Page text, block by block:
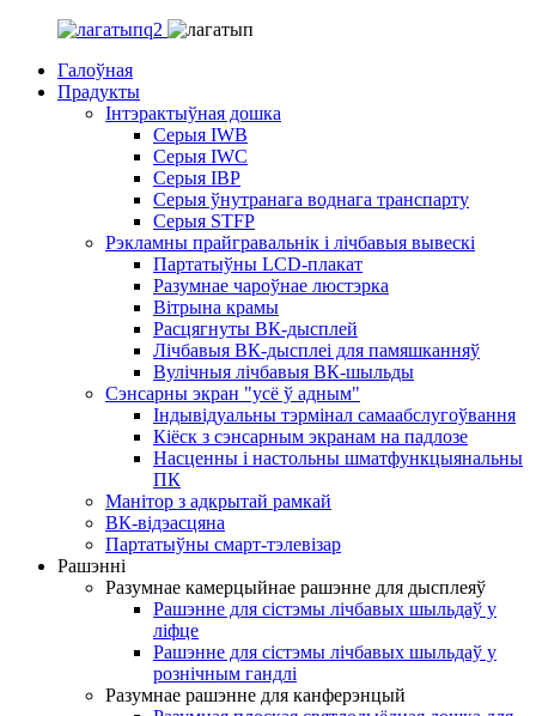
Галоўная
Прадукты
Інтэрактыўная дошка
Серыя IWB
Серыя IWC
Серыя ІВР
Серыя ўнутранага воднага транспарту
Серыя STFP
Рэкламны прайгравальнік і лічбавыя вывескі
Партатыўны LCD-плакат
Разумнае чароўнае люстэрка
Вітрына крамы
Расцягнуты ВК-дысплей
Лічбавыя ВК-дысплеі для памяшканняў
Вулічныя лічбавыя ВК-шыльды
Сэнсарны экран "усё ў адным"
Індывідуальны тэрмінал самаабслугоўвання
Кіёск з сэнсарным экранам на падлозе
Насценны і настольны шматфункцыянальны
ПК
Манітор з адкрытай рамкай
ВК-відэасцяна
Партатыўны смарт-тэлевізар
Рашэнні
Разумнае камерцыйнае рашэнне для дысплеяў
Рашэнне для сістэмы лічбавых шыльдаў у
ліфце
Рашэнне для сістэмы лічбавых шыльдаў у
рознічным гандлі
Разумнае рашэнне для канферэнцый